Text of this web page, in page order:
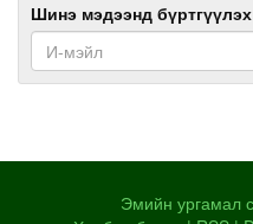
Шинэ мэдээнд бүртгүүлэх
Эмийн ургамал